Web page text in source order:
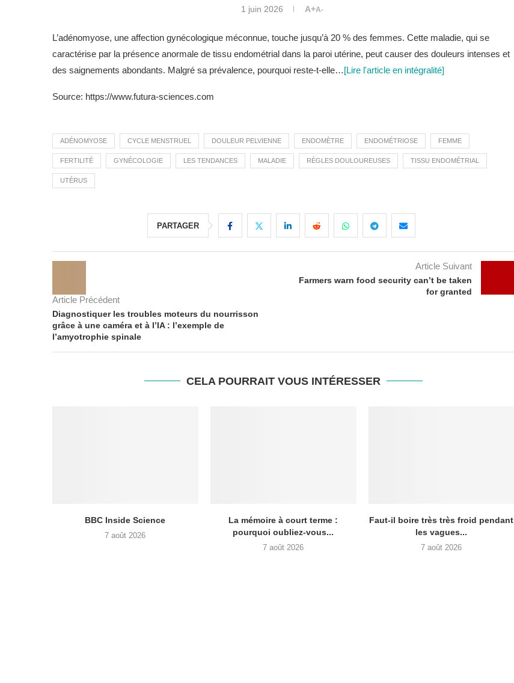
1 juin 2026 A+A-
L’adénomyose, une affection gynécologique méconnue, touche jusqu’à 20 % des femmes. Cette maladie, qui se
caractérise par la présence anormale de tissu endométrial dans la paroi utérine, peut causer des douleurs intenses et
des saignements abondants. Malgré sa prévalence, pourquoi reste-t-elle…[Lire l'article en intégralité]
Source: https://www.futura-sciences.com
ADÉNOMYOSE CYCLE MENSTRUEL DOULEUR PELVIENNE ENDOMÈTRE ENDOMÉTRIOSE FEMME
FERTILITÉ GYNÉCOLOGIE LES TENDANCES MALADIE RÈGLES DOULOUREUSES TISSU ENDOMÉTRIAL
UTÉRUS
PARTAGER
Article Précédent
Diagnostiquer les troubles moteurs du nourrisson
grâce à une caméra et à l’IA : l’exemple de
l’amyotrophie spinale
Article Suivant
Farmers warn food security can’t be taken
for granted
CELA POURRAIT VOUS INTÉRESSER
BBC Inside Science
7 août 2026
La mémoire à court terme :
pourquoi oubliez-vous...
7 août 2026
Faut-il boire très très froid pendant
les vagues...
7 août 2026